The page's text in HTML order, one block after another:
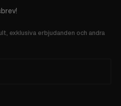
exklusiva erbjudanden och andra